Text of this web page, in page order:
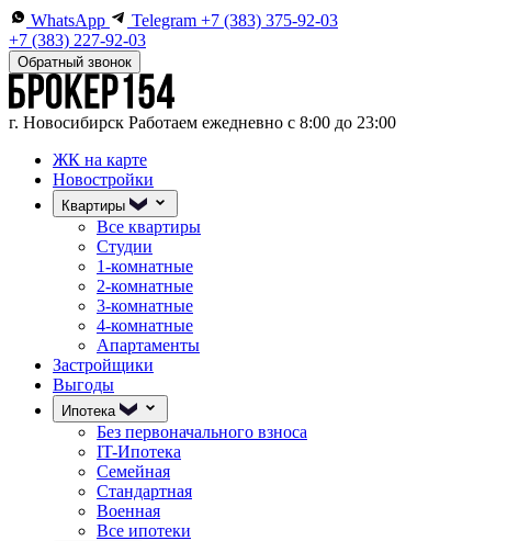
WhatsApp Telegram +7 (383) 375-92-03
+7 (383) 227-92-03
Обратный звонок
г. Новосибирск Работаем ежедневно с 8:00 до 23:00
ЖК на карте
Новостройки
Квартиры
Все квартиры
Студии
1-комнатные
2-комнатные
3-комнатные
4-комнатные
Апартаменты
Застройщики
Выгоды
Ипотека
Без первоначального взноса
IT-Ипотека
Семейная
Стандартная
Военная
Все ипотеки